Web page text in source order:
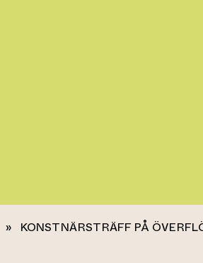
» KONSTNÄRSTRÄFF PÅ